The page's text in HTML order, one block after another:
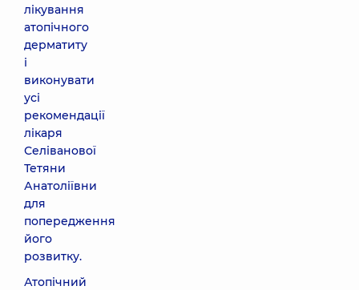
лікування
атопічного
дерматиту
і
виконувати
усі
рекомендації
лікаря
Селіванової
Тетяни
Анатоліївни
для
попередження
його
розвитку.
Атопічний